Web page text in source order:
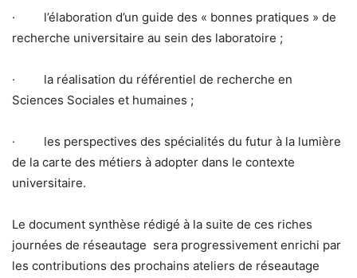
· l’élaboration d’un guide des « bonnes pratiques » de
recherche universitaire au sein des laboratoire ;
· la réalisation du référentiel de recherche en
Sciences Sociales et humaines ;
· les perspectives des spécialités du futur à la lumière
de la carte des métiers à adopter dans le contexte
universitaire.
Le document synthèse rédigé à la suite de ces riches
journées de réseautage sera progressivement enrichi par
les contributions des prochains ateliers de réseautage